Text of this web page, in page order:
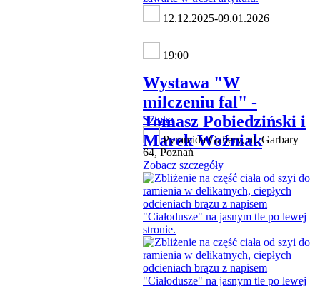
12.12.2025-09.01.2026
19:00
Wystawa "W
milczeniu fal" -
Tomasz Pobiedziński i
Marek Woźniak
Sztuka
Pyramida Gallery, ul. Garbary
64, Poznań
Zobacz szczegóły